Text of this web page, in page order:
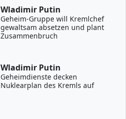
Wladimir Putin
Geheim-Gruppe will Kremlchef
gewaltsam absetzen und plant
Zusammenbruch
Wladimir Putin
Geheimdienste decken
Nuklearplan des Kremls auf